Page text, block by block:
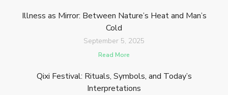
Illness as Mirror: Between Nature’s Heat and Man’s
Cold
September 5, 2025
Read More
Qixi Festival: Rituals, Symbols, and Today’s
Interpretations